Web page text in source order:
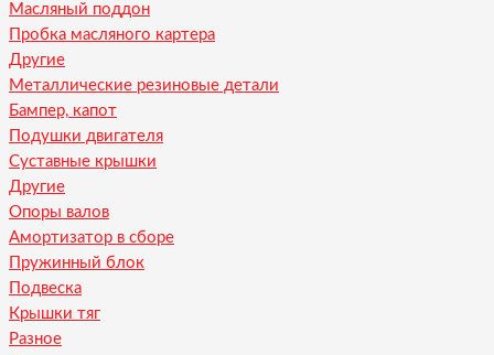
Масляный поддон
Пробка масляного картера
Другие
Металлические резиновые детали
Бампер, капот
Подушки двигателя
Суставные крышки
Другие
Опоры валов
Амортизатор в сборе
Пружинный блок
Подвеска
Крышки тяг
Разное